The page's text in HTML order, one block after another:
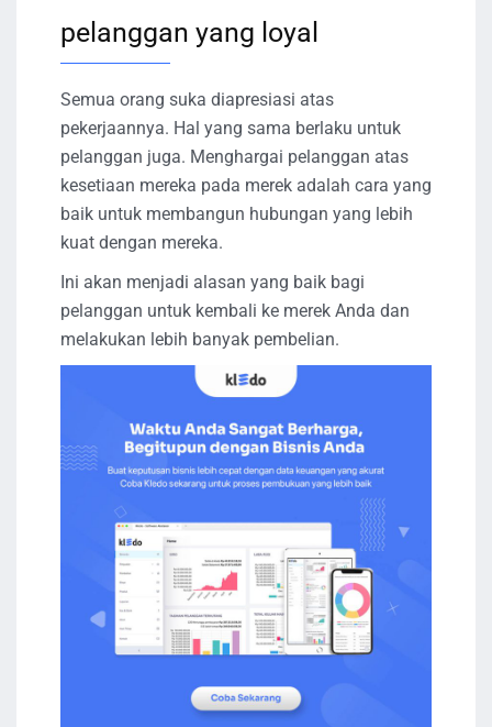
pelanggan yang loyal
Semua orang suka diapresiasi atas
pekerjaannya. Hal yang sama berlaku untuk
pelanggan juga. Menghargai pelanggan atas
kesetiaan mereka pada merek adalah cara yang
baik untuk membangun hubungan yang lebih
kuat dengan mereka.
Ini akan menjadi alasan yang baik bagi
pelanggan untuk kembali ke merek Anda dan
melakukan lebih banyak pembelian.